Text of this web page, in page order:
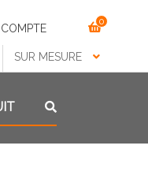
0
SUR MESURE